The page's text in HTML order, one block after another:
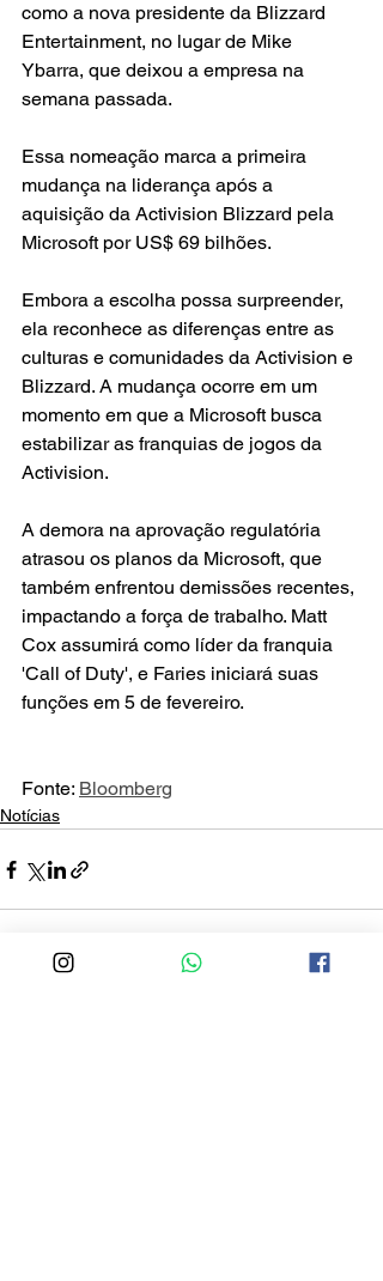
como a nova presidente da Blizzard
Entertainment, no lugar de Mike
Ybarra, que deixou a empresa na
semana passada.
Essa nomeação marca a primeira
mudança na liderança após a
aquisição da Activision Blizzard pela
Microsoft por US$ 69 bilhões.
Embora a escolha possa surpreender,
ela reconhece as diferenças entre as
culturas e comunidades da Activision e
Blizzard. A mudança ocorre em um
momento em que a Microsoft busca
estabilizar as franquias de jogos da
Activision.
A demora na aprovação regulatória
atrasou os planos da Microsoft, que
também enfrentou demissões recentes,
impactando a força de trabalho. Matt
Cox assumirá como líder da franquia
'Call of Duty', e Faries iniciará suas
funções em 5 de fevereiro.
Fonte: Bloomberg
Notícias